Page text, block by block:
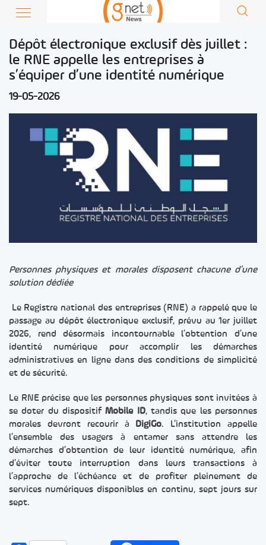
Dépôt électronique exclusif dès juillet :
le RNE appelle les entreprises à
s’équiper d’une identité numérique
19-05-2026
Personnes physiques et morales disposent chacune d’une
solution dédiée
Le Registre national des entreprises (RNE) a rappelé que le
passage au dépôt électronique exclusif, prévu au 1er juillet
2026, rend désormais incontournable l’obtention d’une
identité numérique pour accomplir les démarches
administratives en ligne dans des conditions de simplicité
et de sécurité.
Le RNE précise que les personnes physiques sont invitées à
se doter du dispositifMobile ID, tandis que les personnes
morales devront recourir à DigiGo. L’institution appelle
l’ensemble des usagers à entamer sans attendre les
démarches d’obtention de leur identité numérique, afin
d’éviter toute interruption dans leurs transactions à
l’approche de l’échéance et de profiter pleinement de
services numériques disponibles en continu, sept jours sur
sept.